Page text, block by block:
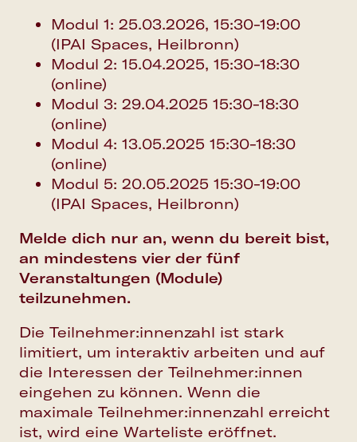
Modul 1: 25.03.2026, 15:30-19:00
(IPAI Spaces, Heilbronn)
Modul 2: 15.04.2025, 15:30-18:30
(online)
Modul 3: 29.04.2025 15:30-18:30
(online)
Modul 4: 13.05.2025 15:30-18:30
(online)
Modul 5: 20.05.2025 15:30-19:00
(IPAI Spaces, Heilbronn)
Melde dich nur an, wenn du bereit bist,
an mindestens vier der fünf
Veranstaltungen (Module)
teilzunehmen.
Die Teilnehmer:innenzahl ist stark
limitiert, um interaktiv arbeiten und auf
die Interessen der Teilnehmer:innen
eingehen zu können. Wenn die
maximale Teilnehmer:innenzahl erreicht
ist, wird eine Warteliste eröffnet.